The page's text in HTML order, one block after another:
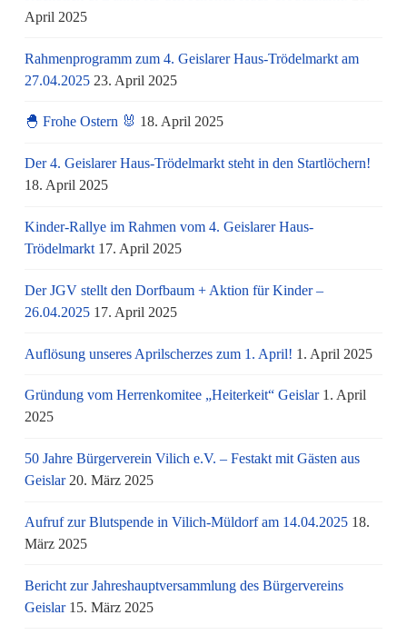
April 2025
Rahmenprogramm zum 4. Geislarer Haus-Trödelmarkt am
27.04.2025 23. April 2025
🐣 Frohe Ostern 🐰 18. April 2025
Der 4. Geislarer Haus-Trödelmarkt steht in den Startlöchern!
18. April 2025
Kinder-Rallye im Rahmen vom 4. Geislarer Haus-
Trödelmarkt 17. April 2025
Der JGV stellt den Dorfbaum + Aktion für Kinder –
26.04.2025 17. April 2025
Auflösung unseres Aprilscherzes zum 1. April! 1. April 2025
Gründung vom Herrenkomitee „Heiterkeit“ Geislar 1. April
2025
50 Jahre Bürgerverein Vilich e.V. – Festakt mit Gästen aus
Geislar 20. März 2025
Aufruf zur Blutspende in Vilich-Müldorf am 14.04.2025 18.
März 2025
Bericht zur Jahreshauptversammlung des Bürgervereins
Geislar 15. März 2025